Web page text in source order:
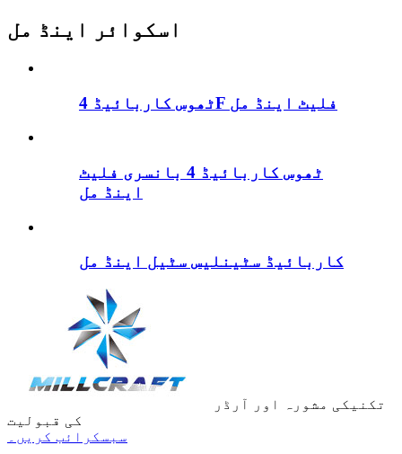
اسکوائر اینڈ مل
ٹھوس کاربائیڈ 4F فلیٹ اینڈ مل
ٹھوس کاربائیڈ 4 بانسری فلیٹ
اینڈ مل
کاربائیڈ سٹینلیس سٹیل اینڈ مل
تکنیکی مشورہ اور آرڈر
کی قبولیت
سبسکرائب کریں۔